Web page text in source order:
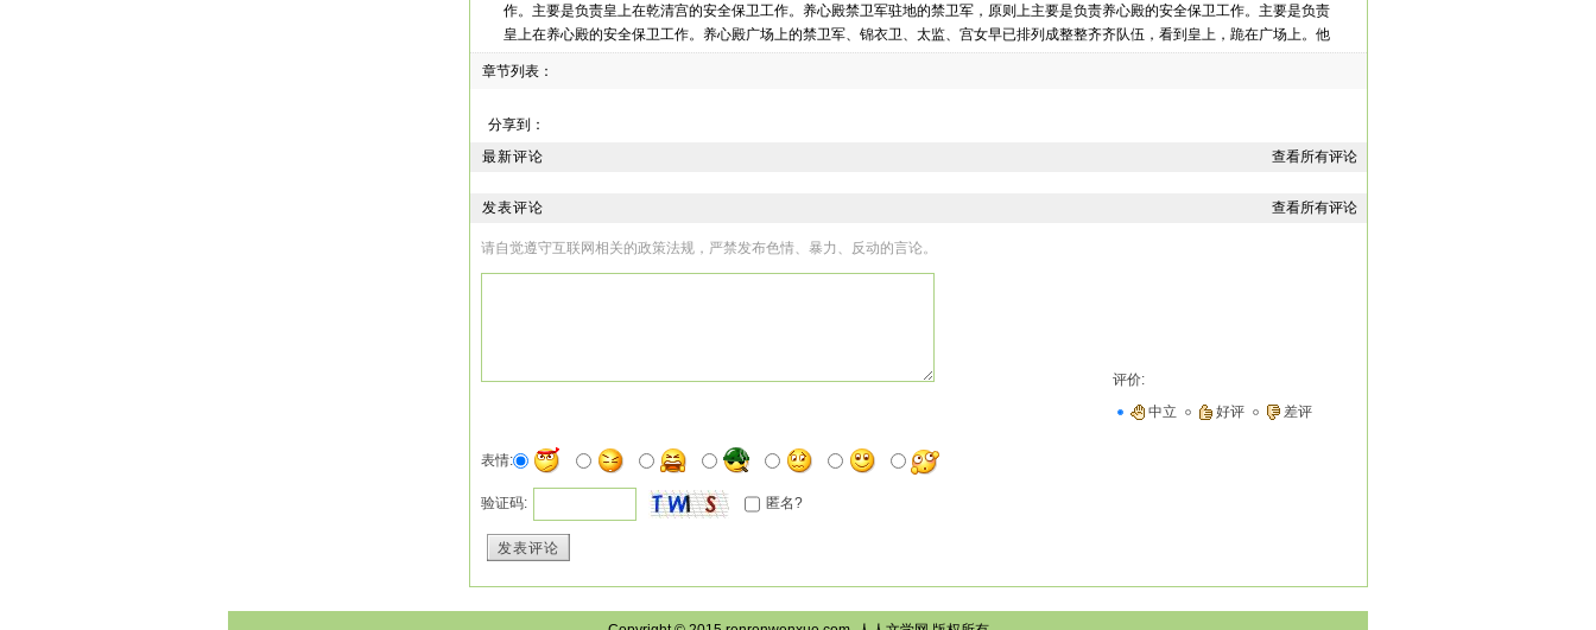
作。主要是负责皇上在乾清宫的安全保卫工作。养心殿禁卫军驻地的禁卫军，原则上主要是负责养心殿的安全保卫工作。主要是负责
皇上在养心殿的安全保卫工作。养心殿广场上的禁卫军、锦衣卫、太监、宫女早已排列成整整齐齐队伍，看到皇上，跪在广场上。他
们中，有的说：“微臣参见皇上！皇上万岁万岁万万岁！”有的说：“奴才参见皇上！皇上万岁万岁万万岁！”有的说：“奴婢参见皇上！
皇上万岁万岁万万岁！”
“谢皇上！”禁卫军一边说，一边起身。
“谢皇上！锦衣卫一边说一起身。”
“谢皇上！”宫女一边说，一边起身。
“皇上，请您去御书房吧？”小林说。
“好！”皇上说，“走吧？”一边说，一边从养心殿广场上的皇帝专座大轿子旁边起步，往旁边的御书房走去。
皇上说：“小林子、小钉子、小朱子、小周子、小邓子、小凳子、小木子、小树子、小盖子、小盒子、阿桃、阿杏、阿萍、阿慧、阿
有机会进入‘御书房’看书的人，除了皇城、皇宫的第一主人、第一主子——皇帝之外，只有皇帝的家人才有机会进入‘御书房’看书学
习。除了皇帝与皇帝的家人之外，别说是普通人没有机会进入‘御书房’看书学习，就是皇室宗亲、皇家亲属、皇亲国戚王侯将相，都
没有机会将纳入‘御书房’看书学习。”说着，停了停，又说：“今天，是朕继任皇朝新一代皇帝之后第一天主持朝政，朕的心情好！朕给
你们进入‘御书房’看书学习的机会。”说着，望了望众人，笑着问道：“你们想进入‘御书房’看书吗？”
“想！”阿桃说，“皇上，奴婢五岁进宫，从小在您身边服侍您。从小到大，奴婢经常培陪同皇上来到‘御书房’看书学习，可是每次都是
章节列表：
分享到：
最新评论
查看所有评论
发表评论 查看所有评论
请自觉遵守互联网相关的政策法规，严禁发布色情、暴力、反动的言论。
评价:
中立
好评 差评
表情:
验证码: 匿名?
发表评论